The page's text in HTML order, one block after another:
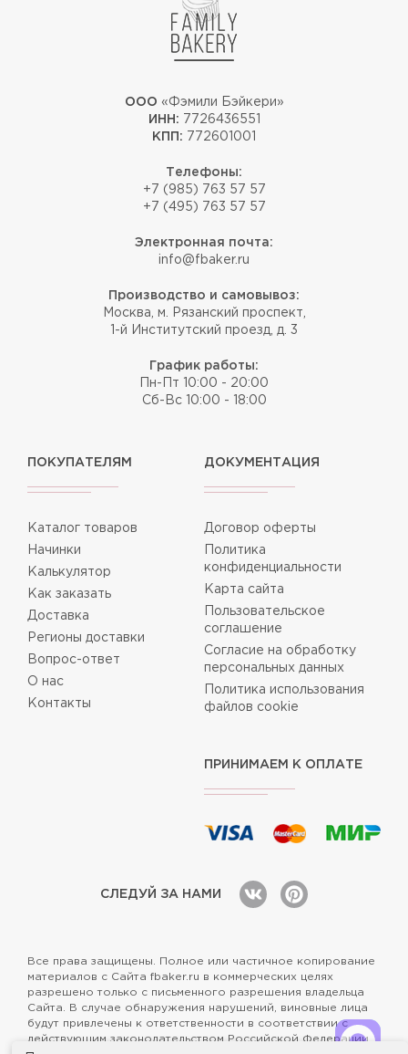
ООО «Фэмили Бэйкери»
ИНН: 7726436551
КПП: 772601001
Телефоны:
+7 (985) 763 57 57
+7 (495) 763 57 57
Электронная почта:
info@fbaker.ru
Производство и самовывоз:
Москва, м. Рязанский проспект,
1-й Институтский проезд, д. 3
График работы:
Пн-Пт 10:00 - 20:00
Сб-Вс 10:00 - 18:00
ПОКУПАТЕЛЯМ
Каталог товаров
Начинки
Калькулятор
Как заказать
Доставка
Регионы доставки
Вопрос-ответ
О нас
Контакты
ДОКУМЕНТАЦИЯ
Договор оферты
Политика
конфиденциальности
Карта сайта
Пользовательское
соглашение
Согласие на обработку
персональных данных
Политика использования
файлов cookie
ПРИНИМАЕМ К ОПЛАТЕ
СЛЕДУЙ ЗА НАМИ
Все права защищены. Полное или частичное копирование
материалов с Сайта fbaker.ru в коммерческих целях
разрешено только с письменного разрешения владельца
Сайта. В случае обнаружения нарушений, виновные лица
будут привлечены к ответственности в соответствии с
действующим законодательством Российской Федерации.